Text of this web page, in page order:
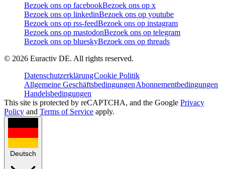
Bezoek ons op facebookBezoek ons op x
Bezoek ons op linkedinBezoek ons op youtube
Bezoek ons op rss-feedBezoek ons op instagram
Bezoek ons op mastodonBezoek ons op telegram
Bezoek ons op blueskyBezoek ons op threads
© 2026 Euractiv DE. All rights reserved.
DatenschutzerklärungCookie Politik
Allgemeine GeschäftsbedingungenAbonnementbedingungen
Handelsbedingungen
This site is protected by reCAPTCHA, and the Google Privacy
Policy and Terms of Service apply.
Deutsch